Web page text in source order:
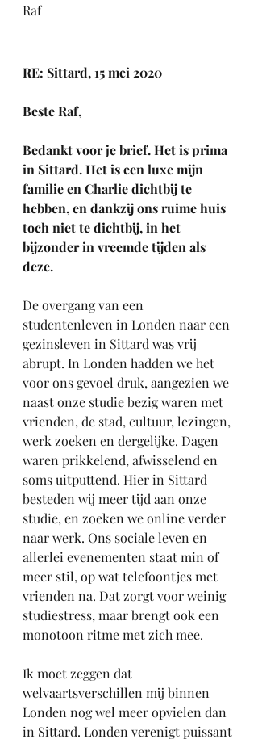
Raf
RE: Sittard, 15 mei 2020
Beste Raf,
Bedankt voor je brief. Het is prima
in Sittard. Het is een luxe mijn
familie en Charlie dichtbij te
hebben, en dankzij ons ruime huis
toch niet te dichtbij, in het
bijzonder in vreemde tijden als
deze.
De overgang van een
studentenleven in Londen naar een
gezinsleven in Sittard was vrij
abrupt. In Londen hadden we het
voor ons gevoel druk, aangezien we
naast onze studie bezig waren met
vrienden, de stad, cultuur, lezingen,
werk zoeken en dergelijke. Dagen
waren prikkelend, afwisselend en
soms uitputtend. Hier in Sittard
besteden wij meer tijd aan onze
studie, en zoeken we online verder
naar werk. Ons sociale leven en
allerlei evenementen staat min of
meer stil, op wat telefoontjes met
vrienden na. Dat zorgt voor weinig
studiestress, maar brengt ook een
monotoon ritme met zich mee.
Ik moet zeggen dat
welvaartsverschillen mij binnen
Londen nog wel meer opvielen dan
in Sittard. Londen verenigt puissant